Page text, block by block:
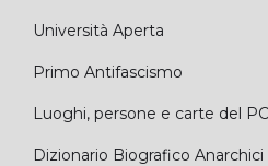
Università Aperta
Primo Antifascismo
Luoghi, persone e carte del
Dizionario Biografico Anarchici